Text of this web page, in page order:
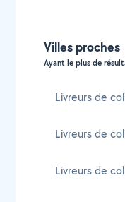
Villes proches
Ayant le plus de
Livreurs de
Livreurs de
Livreurs de